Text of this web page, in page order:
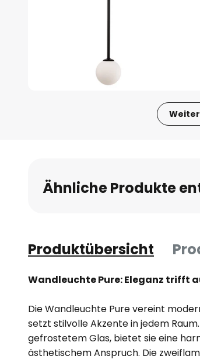
Bildgalerie
springen
Ähnliche Produkte
Produktübersicht
Wandleuchte Pure: Eleganz trifft
Die Wandleuchte Pure vereint
setzt stilvolle Akzente in jedem
gefrostetem Glas, bietet sie eine
ästhetischem Anspruch. Die